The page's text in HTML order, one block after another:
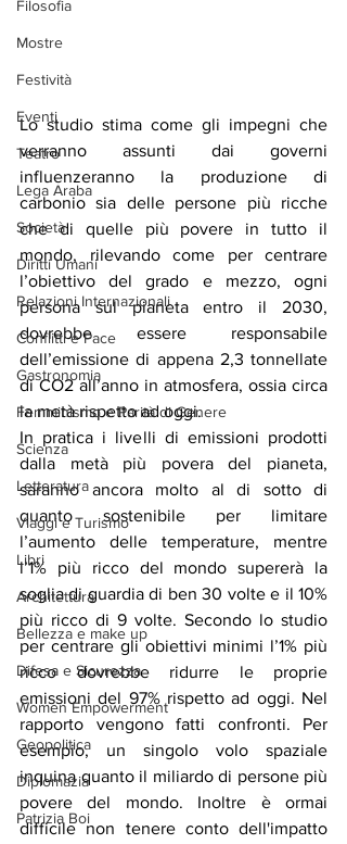
Filosofia
Mostre
Festività
Eventi
Teatro
Lega Araba
Società
Diritti Umani
Relazioni Internazionali
Conflitti e Pace
Gastronomia
Femminismo e Parità di Genere
Scienza
Letteratura
Viaggi e Turismo
Libri
Architettura
Bellezza e make up
Difesa e Sicurezza
Women Empowerment
Geopolitica
Diplomazia
Patrizia Boi
Lo studio stima come gli impegni che
verranno assunti dai governi
influenzeranno la produzione di
carbonio sia delle persone più ricche
che di quelle più povere in tutto il
mondo, rilevando come per centrare
l’obiettivo del grado e mezzo, ogni
persona sul pianeta entro il 2030,
dovrebbe essere responsabile
dell’emissione di appena 2,3 tonnellate
di CO2 all’anno in atmosfera, ossia circa
la metà rispetto ad oggi.
In pratica i livelli di emissioni prodotti
dalla metà più povera del pianeta,
saranno ancora molto al di sotto di
quanto sostenibile per limitare
l’aumento delle temperature, mentre
l’1% più ricco del mondo supererà la
soglia di guardia di ben 30 volte e il 10%
più ricco di 9 volte. Secondo lo studio
per centrare gli obiettivi minimi l’1% più
ricco dovrebbe ridurre le proprie
emissioni del 97% rispetto ad oggi. Nel
rapporto vengono fatti confronti. Per
esempio, un singolo volo spaziale
inquina quanto il miliardo di persone più
povere del mondo. Inoltre è ormai
difficile non tenere conto dell'impatto